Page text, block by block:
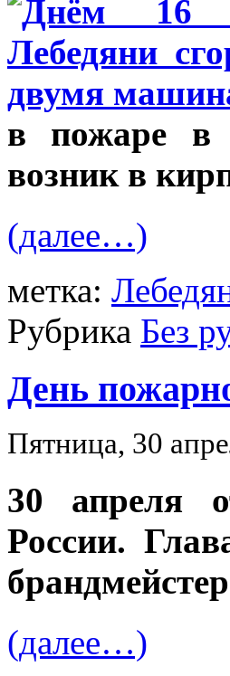
в пожаре в
возник в
(далее…)
метка:
Рубрика Без
День
Пятница, 30
30 апреля
России.
(далее…)